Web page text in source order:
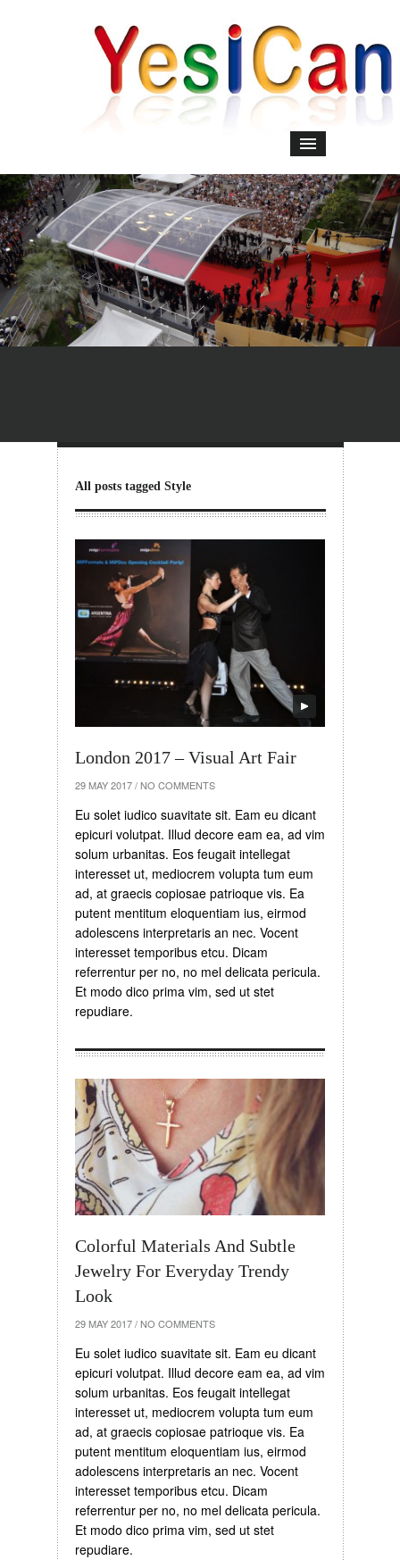
All posts tagged Style
London 2017 – Visual Art Fair
29 MAY 2017 / NO COMMENTS
Eu solet iudico suavitate sit. Eam eu dicant
epicuri volutpat. Illud decore eam ea, ad vim
solum urbanitas. Eos feugait intellegat
interesset ut, mediocrem volupta tum eum
ad, at graecis copiosae patrioque vis. Ea
putent mentitum eloquentiam ius, eirmod
adolescens interpretaris an nec. Vocent
interesset temporibus etcu. Dicam
referrentur per no, no mel delicata pericula.
Et modo dico prima vim, sed ut stet
repudiare.
Colorful Materials And Subtle
Jewelry For Everyday Trendy
Look
29 MAY 2017 / NO COMMENTS
Eu solet iudico suavitate sit. Eam eu dicant
epicuri volutpat. Illud decore eam ea, ad vim
solum urbanitas. Eos feugait intellegat
interesset ut, mediocrem volupta tum eum
ad, at graecis copiosae patrioque vis. Ea
putent mentitum eloquentiam ius, eirmod
adolescens interpretaris an nec. Vocent
interesset temporibus etcu. Dicam
referrentur per no, no mel delicata pericula.
Et modo dico prima vim, sed ut stet
repudiare.